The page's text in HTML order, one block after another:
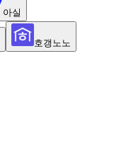
아실
호갱노노